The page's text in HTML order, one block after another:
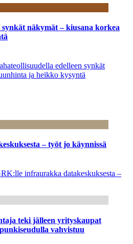
synkät näkymät – kiusana korkea
edelleen synkät
ja heikko kysyntä
– työt jo käynnissä
infraurakka datakeskuksesta –
teki jälleen yrityskaupat
vahvistuu